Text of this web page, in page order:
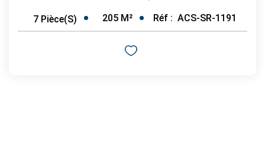
7 Pièce(s) 205 M² Réf : ACS-SR-1191